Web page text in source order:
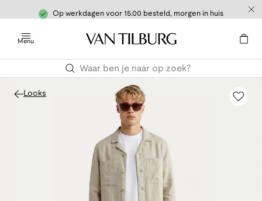
Op werkdagen voor 15.00 besteld, morgen in huis
Menu
Looks